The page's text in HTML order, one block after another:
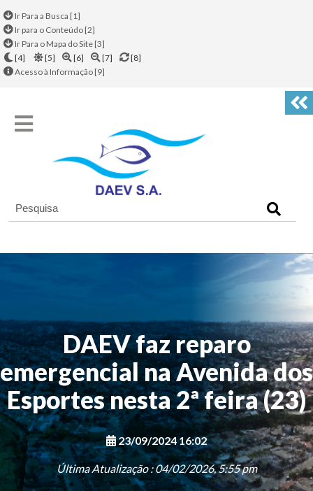
Ir Para a Busca [1]
Ir para o Conteúdo [2]
Ir Para o Mapa do Site [3]
[4]
[5] [6] [7]
[8]
Acesso à Informação [9]
DAEV faz reparo
emergencial na Avenida dos
Esportes nesta 2ª feira (23)
23/09/2024 16:02
Última Atualização : 04/02/2026, 5:55 pm